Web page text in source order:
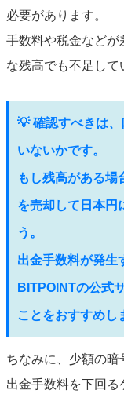
必要があります。
手数料や税金などが
な残高でも不足して
💡 確認すべきは
いないかです。
もし残高がある場
を売却して日本円
う。
出金手数料が発生
BITPOINTの公式
ことをおすすめし
ちなみに、少額の
出金手数料を下回る